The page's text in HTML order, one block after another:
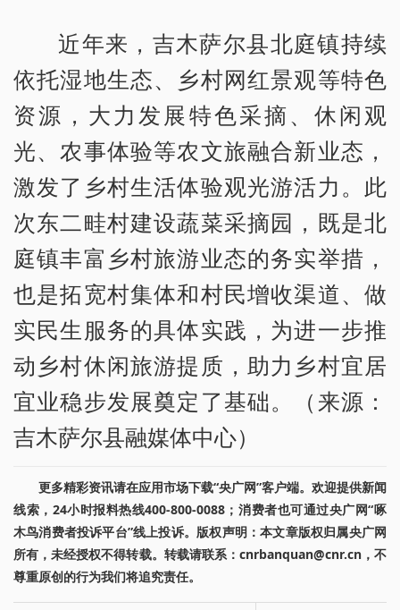
近年来，吉木萨尔县北庭镇持续
依托湿地生态、乡村网红景观等特色
资源，大力发展特色采摘、休闲观
光、农事体验等农文旅融合新业态，
激发了乡村生活体验观光游活力。此
次东二畦村建设蔬菜采摘园，既是北
庭镇丰富乡村旅游业态的务实举措，
也是拓宽村集体和村民增收渠道、做
实民生服务的具体实践，为进一步推
动乡村休闲旅游提质，助力乡村宜居
宜业稳步发展奠定了基础。（来源：
吉木萨尔县融媒体中心）
更多精彩资讯请在应用市场下载“央广网”客户端。欢迎提供新闻
线索，24小时报料热线400-800-0088；消费者也可通过央广网“啄
木鸟消费者投诉平台”线上投诉。版权声明：本文章版权归属央广网
所有，未经授权不得转载。转载请联系：cnrbanquan@cnr.cn，不
尊重原创的行为我们将追究责任。